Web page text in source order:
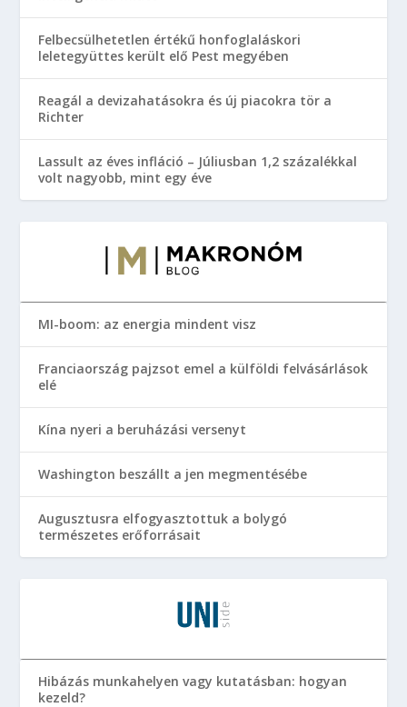
Felbecsülhetetlen értékű honfoglaláskori
leletegyüttes került elő Pest megyében
Reagál a devizahatásokra és új piacokra tör a
Richter
Lassult az éves infláció – Júliusban 1,2 százalékkal
volt nagyobb, mint egy éve
MI-boom: az energia mindent visz
Franciaország pajzsot emel a külföldi felvásárlások
elé
Kína nyeri a beruházási versenyt
Washington beszállt a jen megmentésébe
Augusztusra elfogyasztottuk a bolygó
természetes erőforrásait
Hibázás munkahelyen vagy kutatásban: hogyan
kezeld?